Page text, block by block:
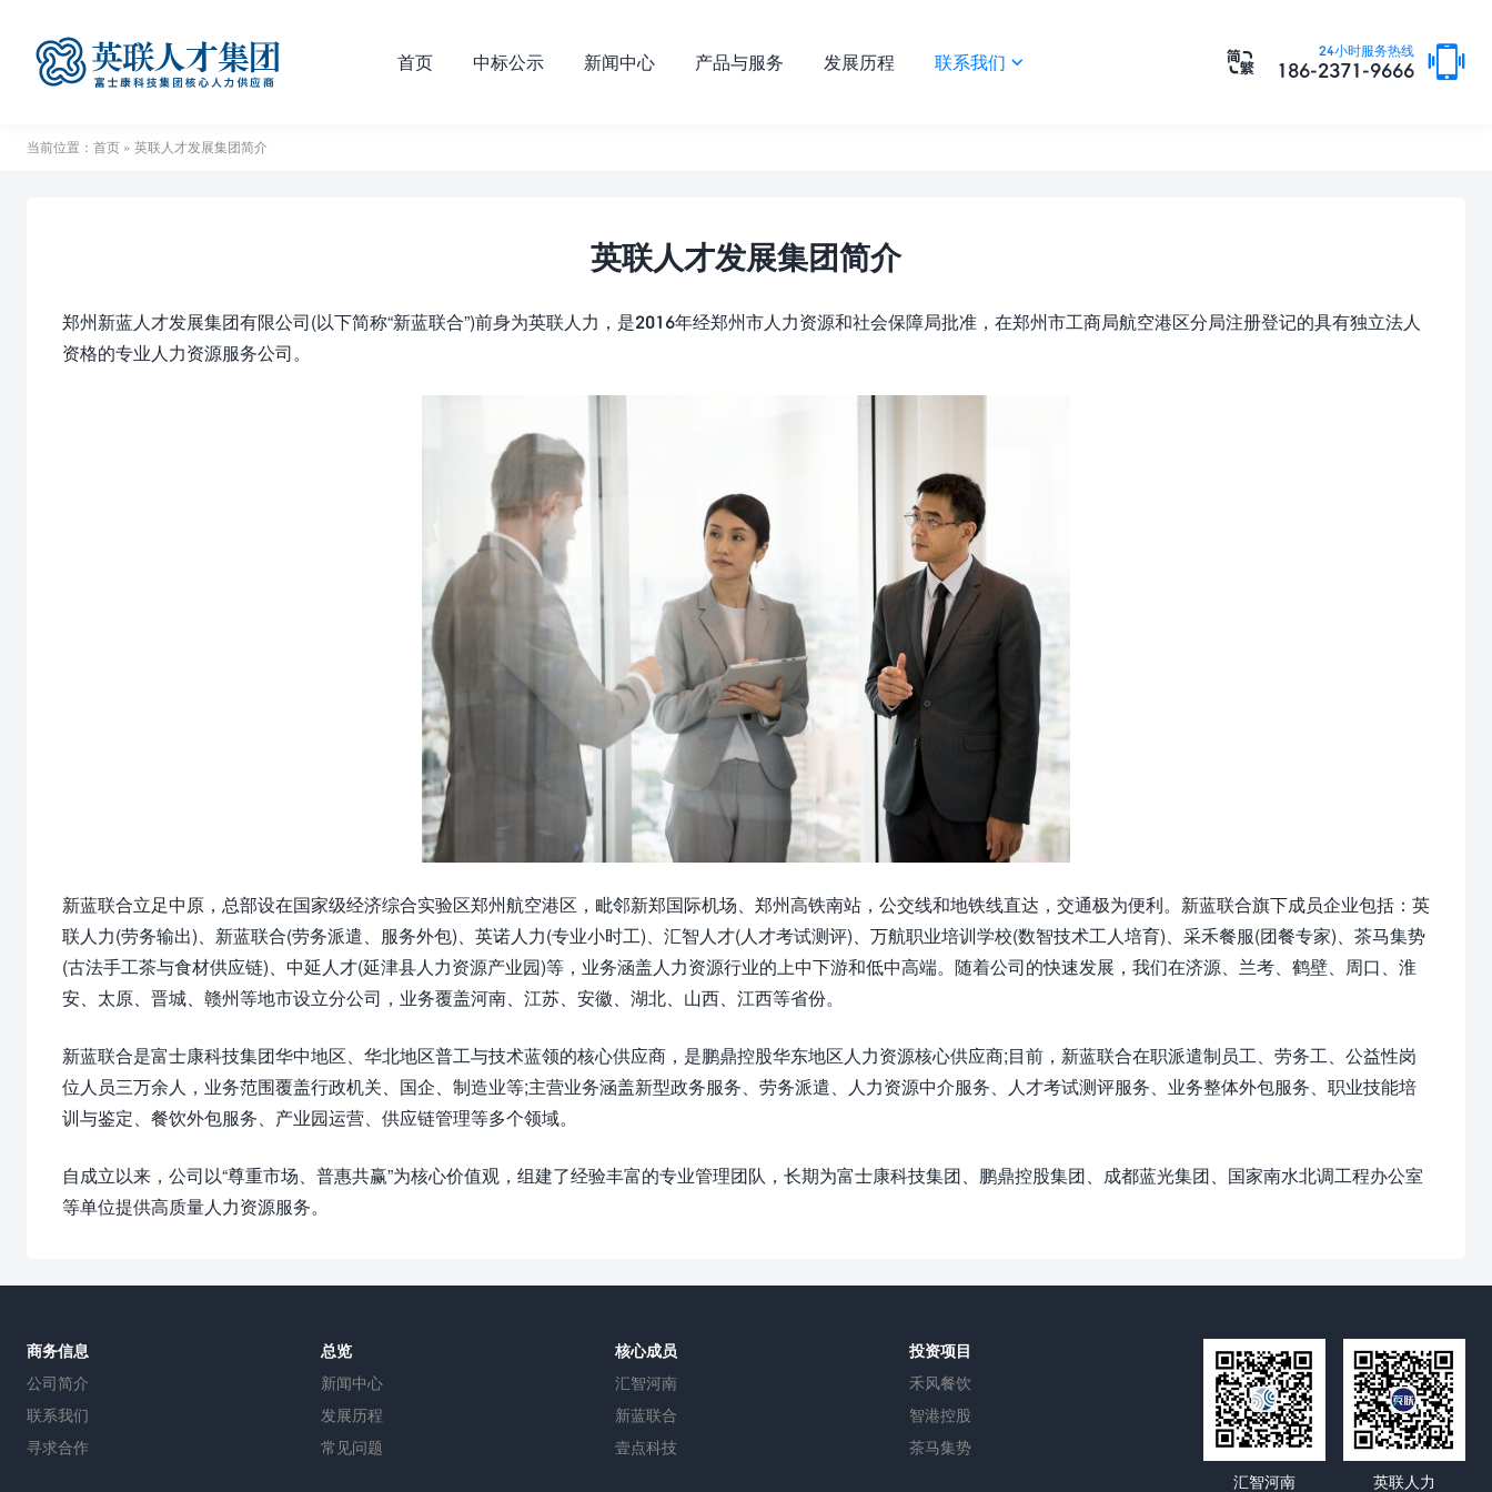
24小时服务热线
186-2371-9666 

首页 中标公示 新闻中心 产品与服务 发展历程 联系我们 
当前位置： 首页 » 英联人才发展集团简介
英联人才发展集团简介
郑州新蓝人才发展集团有限公司(以下简称“新蓝联合”)前身为英联人力，是2016年经郑州市人力资源和社会保障局批准，在郑州市工商局航空港区分局注册登记的具有独立法人
资格的专业人力资源服务公司。
新蓝联合立足中原，总部设在国家级经济综合实验区郑州航空港区，毗邻新郑国际机场、郑州高铁南站，公交线和地铁线直达，交通极为便利。新蓝联合旗下成员企业包括：英
联人力(劳务输出)、新蓝联合(劳务派遣、服务外包)、英诺人力(专业小时工)、汇智人才(人才考试测评)、万航职业培训学校(数智技术工人培育)、采禾餐服(团餐专家)、茶马集势
(古法手工茶与食材供应链)、中延人才(延津县人力资源产业园)等，业务涵盖人力资源行业的上中下游和低中高端。随着公司的快速发展，我们在济源、兰考、鹤壁、周口、淮
安、太原、晋城、赣州等地市设立分公司，业务覆盖河南、江苏、安徽、湖北、山西、江西等省份。
新蓝联合是富士康科技集团华中地区、华北地区普工与技术蓝领的核心供应商，是鹏鼎控股华东地区人力资源核心供应商;目前，新蓝联合在职派遣制员工、劳务工、公益性岗
位人员三万余人，业务范围覆盖行政机关、国企、制造业等;主营业务涵盖新型政务服务、劳务派遣、人力资源中介服务、人才考试测评服务、业务整体外包服务、职业技能培
训与鉴定、餐饮外包服务、产业园运营、供应链管理等多个领域。
自成立以来，公司以“尊重市场、普惠共赢”为核心价值观，组建了经验丰富的专业管理团队，长期为富士康科技集团、鹏鼎控股集团、成都蓝光集团、国家南水北调工程办公室
等单位提供高质量人力资源服务。
商务信息
公司简介
联系我们
寻求合作
总览
新闻中心
发展历程
常见问题
核心成员
汇智河南
新蓝联合
壹点科技
投资项目
禾风餐饮
智港控股
茶马集势
汇智河南
英联人力